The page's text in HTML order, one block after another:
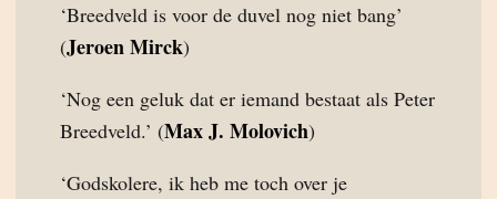
‘Breedveld is voor de duvel nog niet bang’
(Jeroen Mirck)
‘Nog een geluk dat er iemand bestaat als Peter
Breedveld.’ (Max J. Molovich)
‘Godskolere, ik heb me toch over je